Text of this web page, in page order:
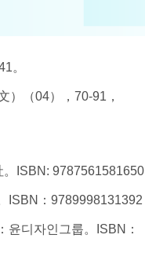
。
（04），70-91，
ISBN: 9787561581650
ISBN：9789998131392
디자인그룹。ISBN：